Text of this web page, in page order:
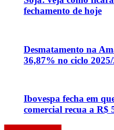
fechamento de hoje
Desmatamento na
36,87% no ciclo
Ibovespa fecha em
comercial recua a R$